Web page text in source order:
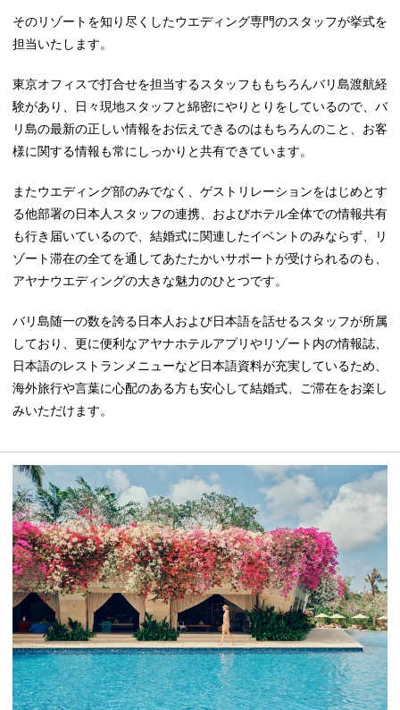
そのリゾートを知り尽くしたウエディング専門のスタッフが挙式を
担当いたします。
東京オフィスで打合せを担当するスタッフももちろんバリ島渡航経
験があり、日々現地スタッフと綿密にやりとりをしているので、バ
リ島の最新の正しい情報をお伝えできるのはもちろんのこと、お客
様に関する情報も常にしっかりと共有できています。
またウエディング部のみでなく、ゲストリレーションをはじめとす
る他部署の日本人スタッフの連携、およびホテル全体での情報共有
も行き届いているので、結婚式に関連したイベントのみならず、リ
ゾート滞在の全てを通してあたたかいサポートが受けられるのも、
アヤナウエディングの大きな魅力のひとつです。
バリ島随一の数を誇る日本人および日本語を話せるスタッフが所属
しており、更に便利なアヤナホテルアプリやリゾート内の情報誌、
日本語のレストランメニューなど日本語資料が充実しているため、
海外旅行や言葉に心配のある方も安心して結婚式、ご滞在をお楽し
みいただけます。